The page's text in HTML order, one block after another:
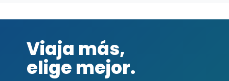
Viaja más,
elige mejor.